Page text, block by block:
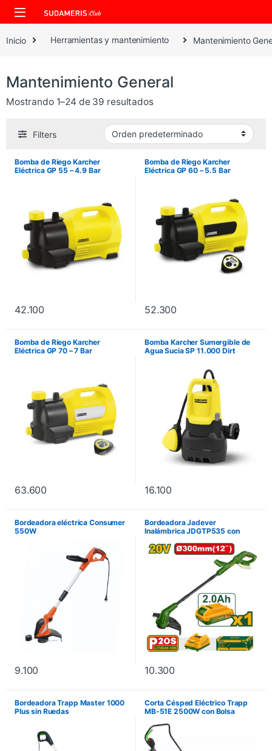
Skip to navigation
Skip to content
Inicio Herramientas y mantenimiento Mantenimiento
Mantenimiento General
Mostrando 1–24 de 39 resultados
Filters
Bomba de Riego Karcher
Eléctrica GP 55 – 4.9 Bar
42.100
Bomba de Riego Karcher
Eléctrica GP 60 – 5.5 Bar
52.300
Bomba de Riego Karcher
Eléctrica GP 70 – 7 Bar
63.600
Bomba Karcher Sumergible de
Agua Sucia SP 11.000 Dirt
16.100
Bordeadora eléctrica Consumer
550W
9.100
Bordeadora Jadever
Inalámbrica JDGTP535 con
10.300
Bordeadora Trapp Master 1000
Plus sin Ruedas
Corta Césped Eléctrico Trapp
MB-51E 2500W con Bolsa